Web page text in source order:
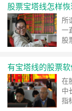
股票宝塔线怎样
所
一
股
有宝塔线的股票
在
中
指